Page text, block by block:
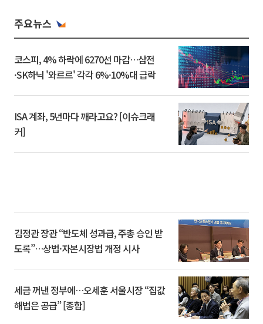
주요뉴스
코스피, 4% 하락에 6270선 마감…삼전
·SK하닉 '와르르' 각각 6%·10%대 급락
ISA 계좌, 5년마다 깨라고요? [이슈크래
커]
김정관 장관 “반도체 성과급, 주총 승인 받
도록”…상법·자본시장법 개정 시사
세금 꺼낸 정부에…오세훈 서울시장 “집값
해법은 공급” [종합]